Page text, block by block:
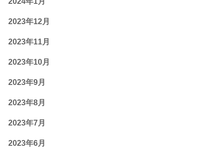
2023年12月
2023年11月
2023年10月
2023年9月
2023年8月
2023年7月
2023年6月